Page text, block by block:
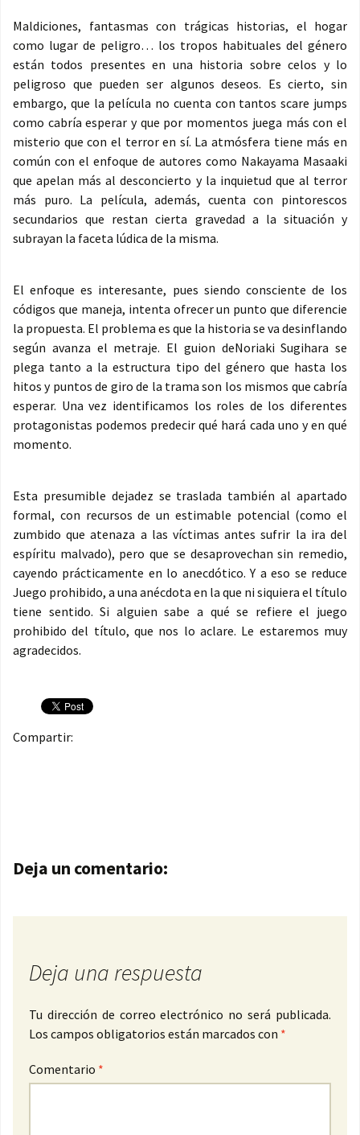
Maldiciones, fantasmas con trágicas historias, el hogar
como lugar de peligro… los tropos habituales del género
están todos presentes en una historia sobre celos y lo
peligroso que pueden ser algunos deseos. Es cierto, sin
embargo, que la película no cuenta con tantos scare jumps
como cabría esperar y que por momentos juega más con el
misterio que con el terror en sí. La atmósfera tiene más en
común con el enfoque de autores como Nakayama Masaaki
que apelan más al desconcierto y la inquietud que al terror
más puro. La película, además, cuenta con pintorescos
secundarios que restan cierta gravedad a la situación y
subrayan la faceta lúdica de la misma.
El enfoque es interesante, pues siendo consciente de los
códigos que maneja, intenta ofrecer un punto que diferencie
la propuesta. El problema es que la historia se va desinflando
según avanza el metraje. El guion deNoriaki Sugihara se
plega tanto a la estructura tipo del género que hasta los
hitos y puntos de giro de la trama son los mismos que cabría
esperar. Una vez identificamos los roles de los diferentes
protagonistas podemos predecir qué hará cada uno y en qué
momento.
Esta presumible dejadez se traslada también al apartado
formal, con recursos de un estimable potencial (como el
zumbido que atenaza a las víctimas antes sufrir la ira del
espíritu malvado), pero que se desaprovechan sin remedio,
cayendo prácticamente en lo anecdótico. Y a eso se reduce
Juego prohibido, a una anécdota en la que ni siquiera el título
tiene sentido. Si alguien sabe a qué se refiere el juego
prohibido del título, que nos lo aclare. Le estaremos muy
agradecidos.
Compartir:
Navegación de entradas
Deja un comentario:
Deja una respuesta
Tu dirección de correo electrónico no será publicada.
Los campos obligatorios están marcados con *
Comentario *